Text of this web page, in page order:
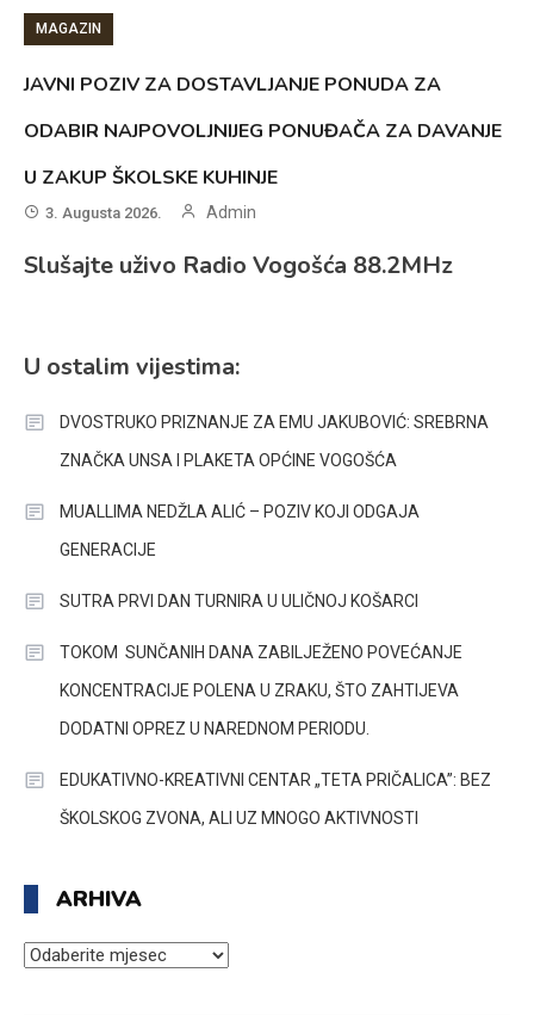
MAGAZIN
JAVNI POZIV ZA DOSTAVLJANJE PONUDA ZA
ODABIR NAJPOVOLJNIJEG PONUĐAČA ZA DAVANJE
U ZAKUP ŠKOLSKE KUHINJE
3. Augusta 2026. Admin
Slušajte uživo Radio Vogošća 88.2MHz
U ostalim vijestima:
DVOSTRUKO PRIZNANJE ZA EMU JAKUBOVIĆ: SREBRNA
ZNAČKA UNSA I PLAKETA OPĆINE VOGOŠĆA
MUALLIMA NEDŽLA ALIĆ – POZIV KOJI ODGAJA
GENERACIJE
SUTRA PRVI DAN TURNIRA U ULIČNOJ KOŠARCI
TOKOM SUNČANIH DANA ZABILJEŽENO POVEĆANJE
KONCENTRACIJE POLENA U ZRAKU, ŠTO ZAHTIJEVA
DODATNI OPREZ U NAREDNOM PERIODU.
EDUKATIVNO-KREATIVNI CENTAR „TETA PRIČALICA”: BEZ
ŠKOLSKOG ZVONA, ALI UZ MNOGO AKTIVNOSTI
ARHIVA
ARHIVA